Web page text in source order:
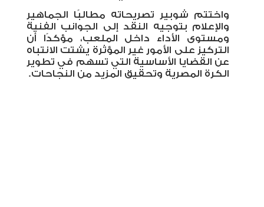
واختتم شوبير تصريحاته مطالبًا الجماهير
والإعلام بتوجيه النقد إلى الجوانب الفنية
ومستوى الأداء داخل الملعب، مؤكدًا أن
التركيز على الأمور غير المؤثرة يشتت الانتباه
عن القضايا الأساسية التي تسهم في تطوير
الكرة المصرية وتحقيق المزيد من النجاحات.